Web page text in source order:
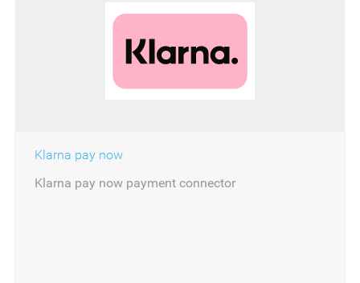
Klarna pay now
Klarna pay now payment connector